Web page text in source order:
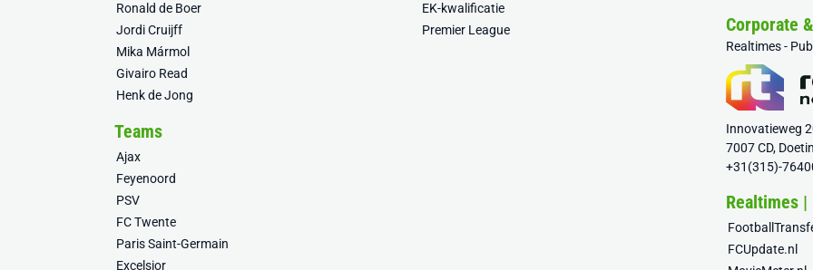
Ronald de Boer
Jordi Cruijff
Mika Mármol
Givairo Read
Henk de Jong
EK-kwalificatie
Premier League
Teams
Ajax
Feyenoord
PSV
FC Twente
Paris Saint-Germain
Excelsior
Corporate
Realtimes -
Innovatieweg
7007 CD,
+31(315)-
Realtimes
FCUpdate.nl